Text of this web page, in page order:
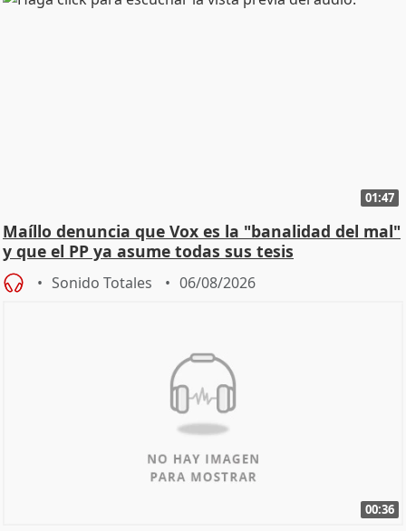
01:47
Maíllo denuncia que Vox es la "banalidad del mal"
y que el PP ya asume todas sus tesis
Sonido Totales 06/08/2026
00:36